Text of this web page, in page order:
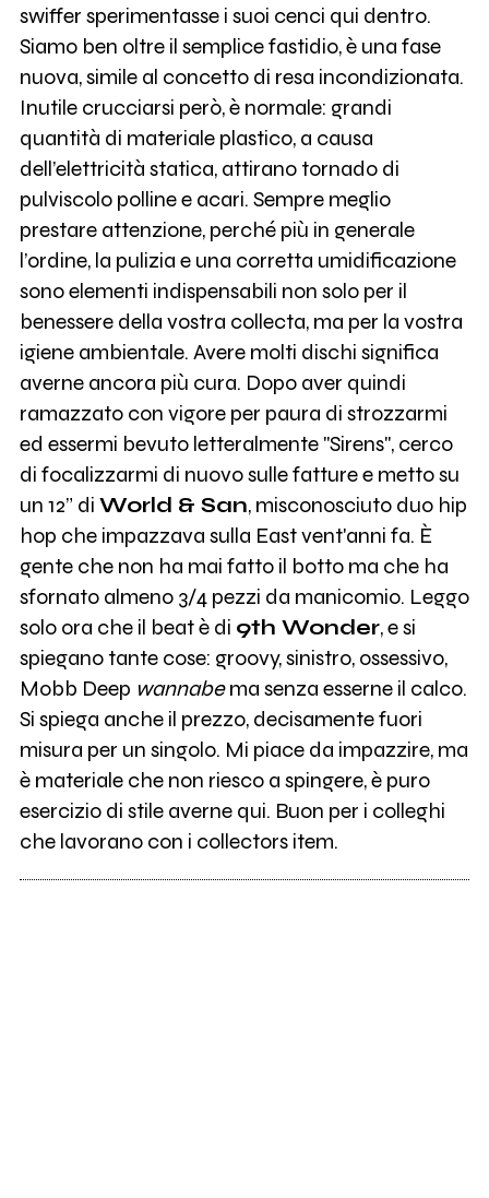
swiffer sperimentasse i suoi cenci qui dentro.
Siamo ben oltre il semplice fastidio, è una fase
nuova, simile al concetto di resa incondizionata.
Inutile crucciarsi però, è normale: grandi
quantità di materiale plastico, a causa
dell’elettricità statica, attirano tornado di
pulviscolo polline e acari. Sempre meglio
prestare attenzione, perché più in generale
l’ordine, la pulizia e una corretta umidificazione
sono elementi indispensabili non solo per il
benessere della vostra collecta, ma per la vostra
igiene ambientale. Avere molti dischi significa
averne ancora più cura. Dopo aver quindi
ramazzato con vigore per paura di strozzarmi
ed essermi bevuto letteralmente "Sirens", cerco
di focalizzarmi di nuovo sulle fatture e metto su
un 12” di World & San, misconosciuto duo hip
hop che impazzava sulla East vent'anni fa. È
gente che non ha mai fatto il botto ma che ha
sfornato almeno 3/4 pezzi da manicomio. Leggo
solo ora che il beat è di 9th Wonder, e si
spiegano tante cose: groovy, sinistro, ossessivo,
Mobb Deep wannabema senza esserne il calco.
Si spiega anche il prezzo, decisamente fuori
misura per un singolo. Mi piace da impazzire, ma
è materiale che non riesco a spingere, è puro
esercizio di stile averne qui. Buon per i colleghi
che lavorano con i collectors item.